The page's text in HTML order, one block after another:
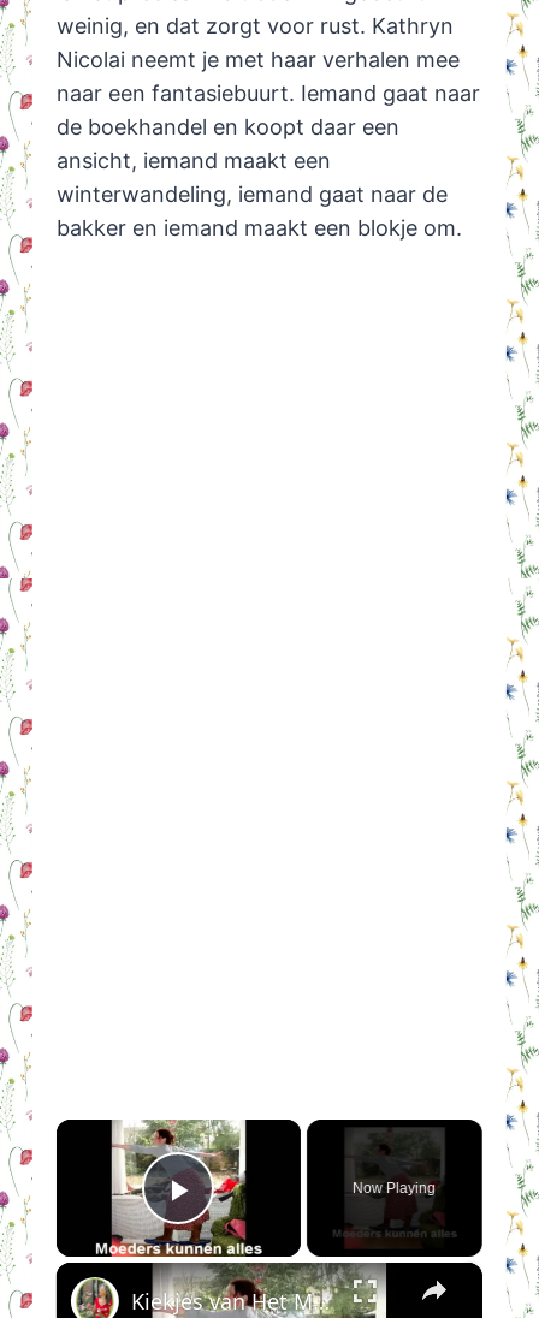
weinig, en dat zorgt voor rust. Kathryn
Nicolai neemt je met haar verhalen mee
naar een fantasiebuurt. Iemand gaat naar
de boekhandel en koopt daar een
ansicht, iemand maakt een
winterwandeling, iemand gaat naar de
bakker en iemand maakt een blokje om.
×
Play Video
Now Playing
×
Kiekjes van Het Moederfront